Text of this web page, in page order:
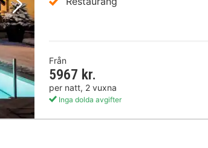
bild
Från
5967 kr.
per natt, 2 vuxna
Inga dolda avgifter